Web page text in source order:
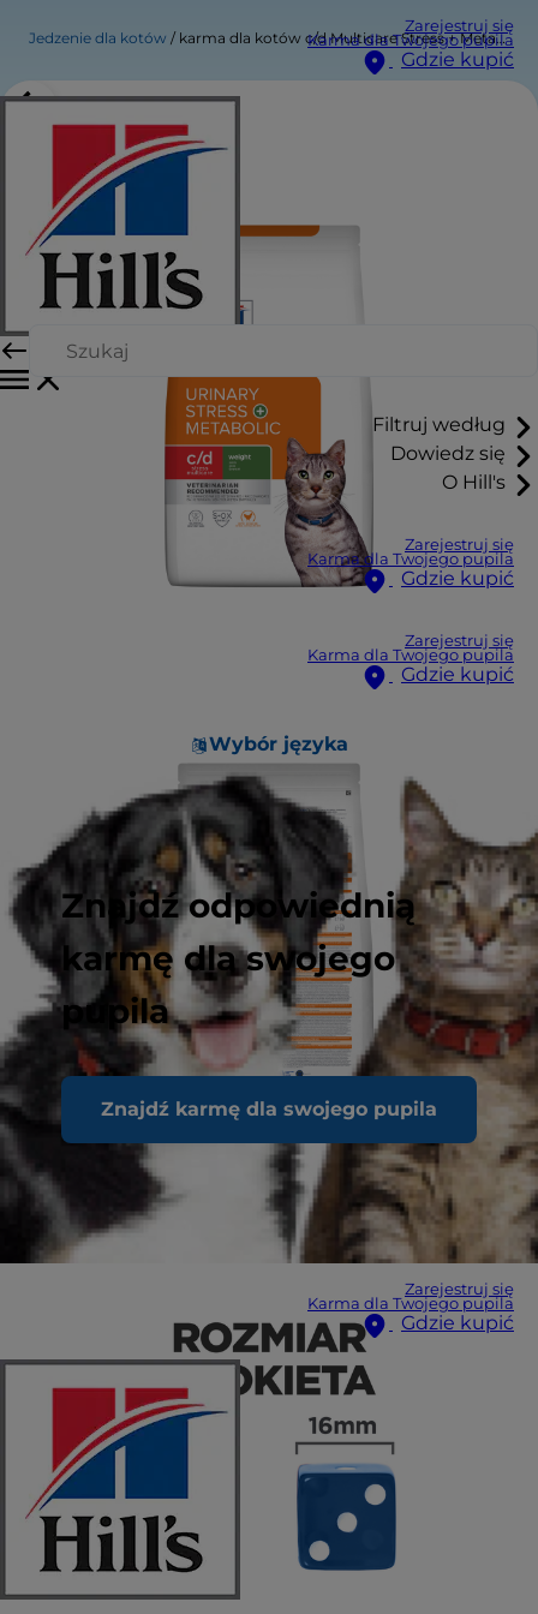
Zarejestruj się
Karma dla Twojego pupila
Gdzie kupić
Filtruj według
Dowiedz się
O Hill's
Zarejestruj się
Karma dla Twojego pupila
Gdzie kupić
Zarejestruj się
Karma dla Twojego pupila
Gdzie kupić
Wybór języka
Znajdź odpowiednią
karmę dla swojego
pupila
Znajdź karmę dla swojego pupila
Zarejestruj się
Karma dla Twojego pupila
Gdzie kupić
Jedzenie dla kotów karma dla kotów c/d Multicare Stress + Metabolic